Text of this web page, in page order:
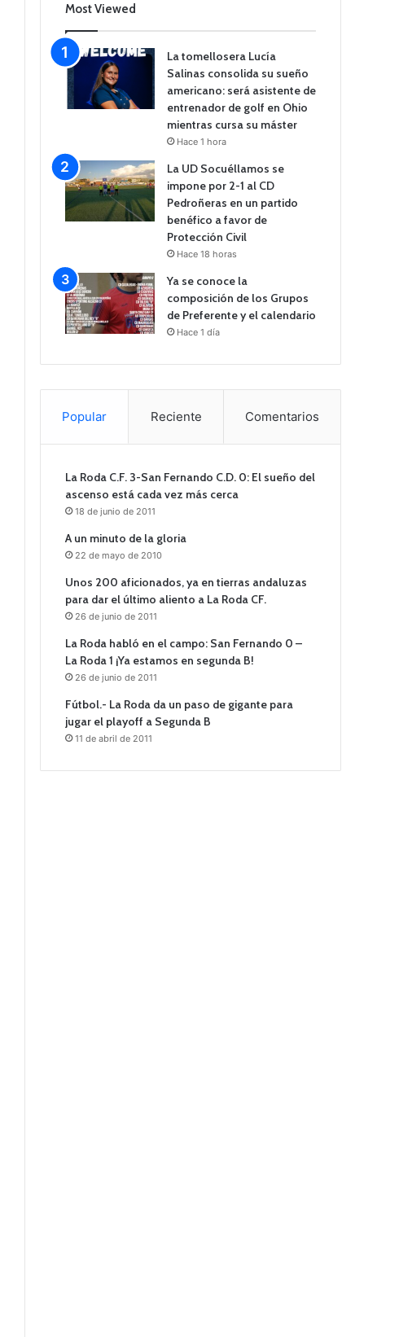
Most Viewed
La tomellosera Lucía
Salinas consolida su sueño
americano: será asistente de
entrenador de golf en Ohio
mientras cursa su máster
Hace 1 hora
La UD Socuéllamos se
impone por 2-1 al CD
Pedroñeras en un partido
benéfico a favor de
Protección Civil
Hace 18 horas
Ya se conoce la
composición de los Grupos
de Preferente y el calendario
Hace 1 día
Popular Reciente Comentarios
La Roda C.F. 3-San Fernando C.D. 0: El sueño del
ascenso está cada vez más cerca
18 de junio de 2011
A un minuto de la gloria
22 de mayo de 2010
Unos 200 aficionados, ya en tierras andaluzas
para dar el último aliento a La Roda CF.
26 de junio de 2011
La Roda habló en el campo: San Fernando 0 –
La Roda 1 ¡Ya estamos en segunda B!
26 de junio de 2011
Fútbol.- La Roda da un paso de gigante para
jugar el playoff a Segunda B
11 de abril de 2011